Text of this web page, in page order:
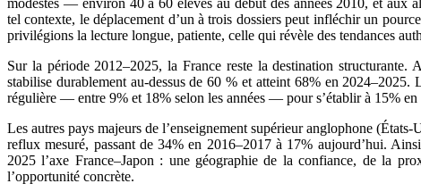
modestes — environ 40 à 60 élèves au début des années 2010, et aux
tel contexte, le déplacement d’un à trois dossiers peut infléchir un
privilégions la lecture longue, patiente, celle qui révèle des tendances
Sur la période 2012–2025, la France reste la destination
stabilise durablement au-dessus de 60 % et atteint 68% en
régulière — entre 9% et 18% selon les années — pour s’établir à 15% en
Les autres pays majeurs de l’enseignement supérieur anglophone
reflux mesuré, passant de 34% en 2016–2017 à 17% aujourd’hui.
2025 l’axe France–Japon : une géographie de la confiance, de la
l’opportunité concrète.